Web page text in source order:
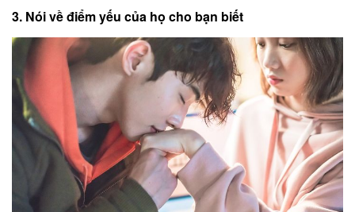
3. Nói về điểm yếu của họ cho bạn biết